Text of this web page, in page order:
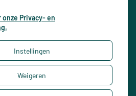
Online|Beheer
Bezoek
onze
Privacy- en
Instellingen
Weigeren